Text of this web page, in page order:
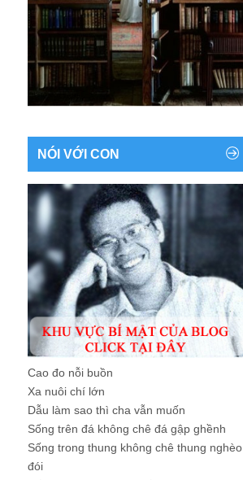
NÓI VỚI CON
Cao đo nỗi buồn
Xa nuôi chí lớn
Dẫu làm sao thì cha vẫn muốn
Sống trên đá không chê đá gập ghềnh
Sống trong thung không chê thung nghèo
đói